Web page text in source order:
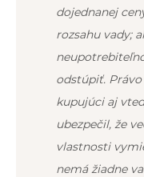
dojednanej
rozsahu vady;
odstúpiť.
kupujúci aj
ubezpečil, že
vlastnosti
nemá žiadne